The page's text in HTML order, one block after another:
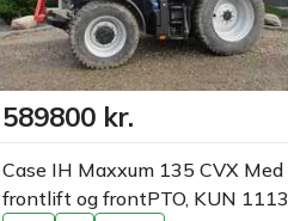
589800 kr.
Case IH Maxxum 135 CVX Med
frontlift og frontPTO, KUN 1113